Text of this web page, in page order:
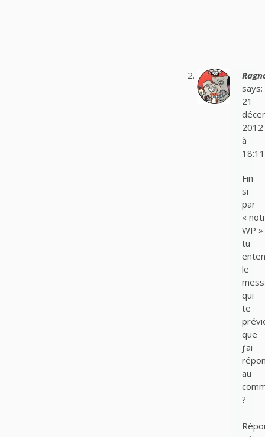
says:
21
2012
à
18:11
Fin
si
par
«
WP »
tu
le
qui
te
que
j’ai
au
?